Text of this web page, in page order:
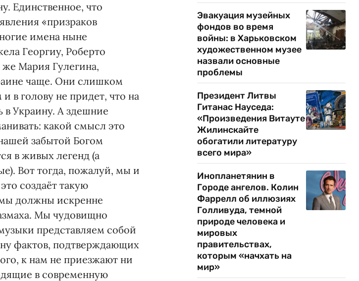
Единственное, что
«призраков
имена ныне
Георгиу, Роберто
Мария Гулегина,
чаще. Они слишком
в голову не придет, что на
в Украину. А здешние
какой смысл это
забытой Богом
в живых легенд (а
Вот тогда, пожалуй, мы и
создаёт такую
должны искренне
Мы чудовищно
представляем собой
фактов, подтверждающих
к нам не приезжают ни
в современную
Эвакуация музейных
фондов во время
войны: в Харьковском
художественном музее
назвали основные
проблемы
Президент Литвы
Гитанас Науседа:
«Произведения Витауте
Жилинскайте
обогатили литературу
всего мира»
Инопланетянин в
Городе ангелов. Колин
Фаррелл об иллюзиях
Голливуда, темной
природе человека и
мировых
правительствах,
которым «начхать на
мир»